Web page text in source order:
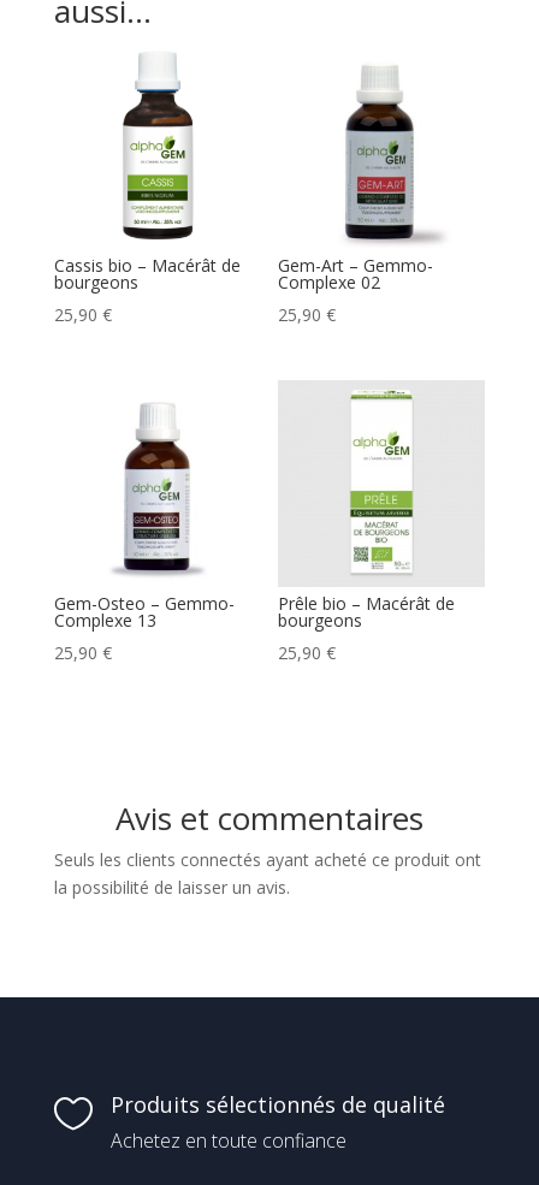
aussi…
Cassis bio – Macérât de
bourgeons
25,90 €
Gem-Art – Gemmo-
Complexe 02
25,90€
Gem-Osteo – Gemmo-
Complexe 13
25,90 €
Prêle bio – Macérât de
bourgeons
25,90€
Avis et commentaires
Seuls les clients connectés ayant acheté ce produit ont
la possibilité de laisser un avis.
 Produits sélectionnés de qualité
Achetez en toute confiance